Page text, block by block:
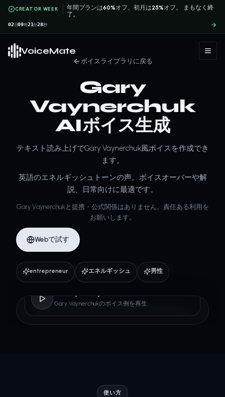
CREATOR WEEK 年間プランは60%オフ、初月は25%オフ。
まもなく終
了。
02日09時21分28秒
VoiceMate
ボイスライブラリに戻る
Gary
Vaynerchuk
AIボイス生成
テキスト読み上げでGary Vaynerchuk風ボイスを作成でき
ます。
英語のエネルギッシュトーンの声。ボイスオーバーや解
説、日常向けに最適です。
Gary Vaynerchukと提携・公式関係はありません。責任ある利用を
お願いします。
Webで試す
entrepreneur エネルギッシュ 男性
Gary Vaynerchukのボイス例を再生
使い方